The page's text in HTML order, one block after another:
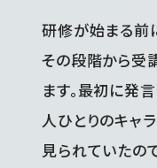
研修が始まる前
その段階から受
ます。最初に発
人ひとりのキャ
見られていたの